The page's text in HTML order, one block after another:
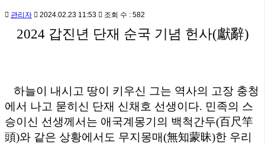
관리자 2024.02.23 11:53 조회 수 : 582
2024 갑진년 단재 순국 기념 헌사(獻辭)
하늘이 내시고 땅이 키우신 그는 역사의 고장 충청
에서 나고 묻히신 단재 신채호 선생이다. 민족의 스
승이신 선생께서는 애국계몽기의 백척간두(百尺竿
頭)와 같은 상황에서도 무지몽매(無知蒙昧)한 우리